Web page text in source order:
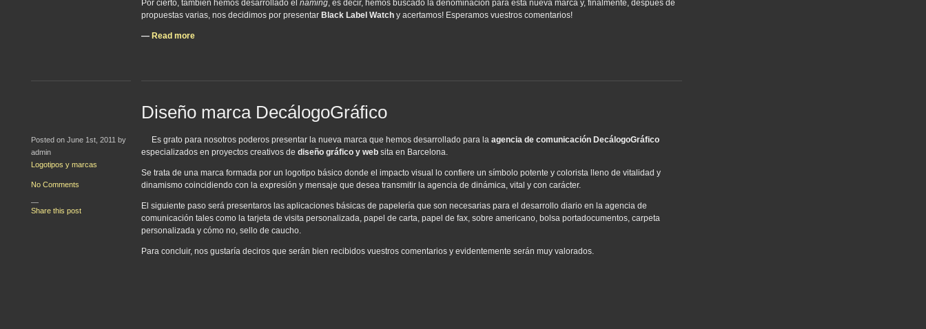
Por cierto, también hemos desarrollado el naming, es decir, hemos buscado la denominación para esta nueva marca y, finalmente, después de
propuestas varias, nos decidimos por presentar Black Label Watch y acertamos! Esperamos vuestros comentarios!
— Read more
Diseño marca DecálogoGráfico
Posted on June 1st, 2011 by
admin
Logotipos y marcas
No Comments
—
Share this post
Es grato para nosotros poderos presentar la nueva marca que hemos desarrollado para la agencia de comunicación DecálogoGráfico
especializados en proyectos creativos de diseño gráfico y web sita en Barcelona.
Se trata de una marca formada por un logotipo básico donde el impacto visual lo confiere un símbolo potente y colorista lleno de vitalidad y
dinamismo coincidiendo con la expresión y mensaje que desea transmitir la agencia de dinámica, vital y con carácter.
El siguiente paso será presentaros las aplicaciones básicas de papelería que son necesarias para el desarrollo diario en la agencia de
comunicación tales como la tarjeta de visita personalizada, papel de carta, papel de fax, sobre americano, bolsa portadocumentos, carpeta
personalizada y cómo no, sello de caucho.
Para concluir, nos gustaría deciros que serán bien recibidos vuestros comentarios y evidentemente serán muy valorados.